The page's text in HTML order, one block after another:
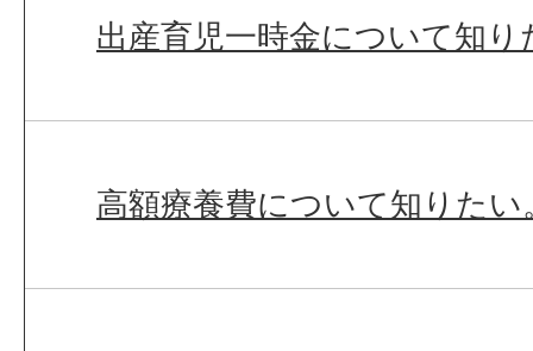
出産育児一時金について知り
高額療養費について知りたい